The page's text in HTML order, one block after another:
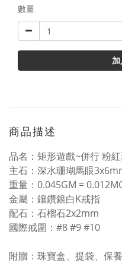
數量
商品描述
品名：矩形遊戲~併行 粉
主石：深水珊瑚馬眼
重量：0.045GM =
金屬：鑲鑽銀白K戒指
配石：石榴石2x2mm
國際戒圍：#8 #9 #10
附贈：珠寶盒、提袋、保